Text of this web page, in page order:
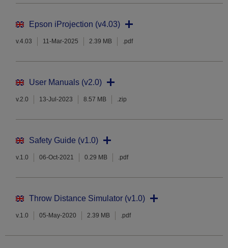
Epson iProjection (v4.03)
v.4.03 11-Mar-2025 2.39 MB .pdf
User Manuals (v2.0)
v.2.0 13-Jul-2023 8.57 MB .zip
Safety Guide (v1.0)
v.1.0 06-Oct-2021 0.29 MB .pdf
Throw Distance Simulator (v1.0)
v.1.0 05-May-2020 2.39 MB .pdf